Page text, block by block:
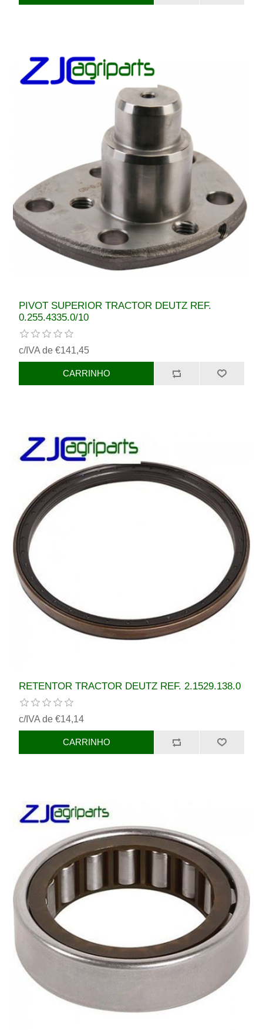
PIVOT SUPERIOR TRACTOR DEUTZ REF.
0.255.4335.0/10
c/IVA de €141,45
RETENTOR TRACTOR DEUTZ REF. 2.1529.138.0
c/IVA de €14,14